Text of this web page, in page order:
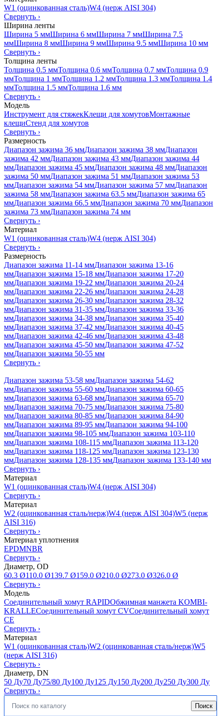
W1 (оцинкованная сталь)W4 (нерж AISI 304)
Свернуть ›
Ширина ленты
Ширина 5 ммШирина 6 ммШирина 7 ммШирина 7.5
ммШирина 8 ммШирина 9 ммШирина 9.5 ммШирина 10 мм
Свернуть ›
Толщина ленты
Толщина 0.5 ммТолщина 0.6 ммТолщина 0.7 ммТолщина 0.9
ммТолщина 1 ммТолщина 1.2 ммТолщина 1.3 ммТолщина 1.4
ммТолщина 1.5 ммТолщина 1.6 мм
Свернуть ›
Модель
Инструмент для стяжекКлещи для хомутовМонтажные
клещиСтенд для хомутов
Свернуть ›
Размерность
Диапазон зажима 36 ммДиапазон зажима 38 ммДиапазон
зажима 42 ммДиапазон зажима 43 ммДиапазон зажима 44
ммДиапазон зажима 45 ммДиапазон зажима 48 ммДиапазон
зажима 50 ммДиапазон зажима 51 ммДиапазон зажима 53
ммДиапазон зажима 54 ммДиапазон зажима 57 ммДиапазон
зажима 58 ммДиапазон зажима 63.5 ммДиапазон зажима 65
ммДиапазон зажима 66.5 ммДиапазон зажима 70 ммДиапазон
зажима 73 ммДиапазон зажима 74 мм
Свернуть ›
Материал
W1 (оцинкованная сталь)W4 (нерж AISI 304)
Свернуть ›
Размерность
Диапазон зажима 11-14 ммДиапазон зажима 13-16
ммДиапазон зажима 15-18 ммДиапазон зажима 17-20
ммДиапазон зажима 19-22 ммДиапазон зажима 20-24
ммДиапазон зажима 22-26 ммДиапазон зажима 24-28
ммДиапазон зажима 26-30 ммДиапазон зажима 28-32
ммДиапазон зажима 31-35 ммДиапазон зажима 33-36
ммДиапазон зажима 34-38 ммДиапазон зажима 35-40
ммДиапазон зажима 37-42 ммДиапазон зажима 40-45
ммДиапазон зажима 42-46 ммДиапазон зажима 43-48
ммДиапазон зажима 45-50 ммДиапазон зажима 47-52
ммДиапазон зажима 50-55 мм
Свернуть ›
Диапазон зажима 53-58 ммДиапазон зажима 54-62
ммДиапазон зажима 55-60 ммДиапазон зажима 60-65
ммДиапазон зажима 63-68 ммДиапазон зажима 65-70
ммДиапазон зажима 70-75 ммДиапазон зажима 75-80
ммДиапазон зажима 80-85 ммДиапазон зажима 84-90
ммДиапазон зажима 89-95 ммДиапазон зажима 94-100
ммДиапазон зажима 98-105 ммДиапазон зажима 103-110
ммДиапазон зажима 108-115 ммДиапазон зажима 113-120
ммДиапазон зажима 118-125 ммДиапазон зажима 123-130
ммДиапазон зажима 128-135 ммДиапазон зажима 133-140 мм
Свернуть ›
Материал
W1 (оцинкованная сталь)W4 (нерж AISI 304)
Свернуть ›
Материал
W2 (оцинкованная сталь/нерж)W4 (нерж AISI 304)W5 (нерж
AISI 316)
Свернуть ›
Материал уплотнения
EPDMNBR
Свернуть ›
Диаметр, OD
60.3 Ø110.0 Ø139.7 Ø159.0 Ø210.0 Ø273.0 Ø326.0 Ø
Свернуть ›
Модель
Соединительный хомут RAPIDОбжимная манжета KOMBI-
KRALLEСоединительный хомут CVСоединительный хомут
CE
Свернуть ›
Материал
W1 (оцинкованная сталь)W2 (оцинкованная сталь/нерж)W5
(нерж AISI 316)
Свернуть ›
Диаметр, DN
50 Ду70 Ду75/80 Ду100 Ду125 Ду150 Ду200 Ду250 Ду300 Ду
Свернуть ›
Искать: Поиск